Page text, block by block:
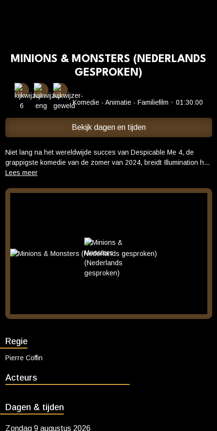
Club Lounge en balkon
Eten en drinken
Vacatures
Openingstijden
Tarieven
Parkeren en OV
MINIONS & MONSTERS (NEDERLANDS
GESPROKEN)
Komedie - Animatie - Familiefilm • 01:30:00
Bekijk dagen en tijden
Niet lang na het wereldwijde succes van Despicable Me 4, de
grappigste komedie van de zomer van 2024, breidt Illumination hun
vrolijke animatie-universum uit met Minions & Monsters, een nieuw
Monsters wordt geregisseerd door de voor een Academy Award®
Secret Life of Pets-films) en Pierre Coffin en de film wordt
geproduceerd door de voor een Academy Award® genomineerde
oprichter en CEO van Illumination Chris Meledandri en door Bill
Ryan (uitvoerend producent The Super Mario Bros. Movie). De
populair bij fans van alle leeftijden en hebben ervoor gezorgd dat
Regie
Pierre Coffin
Acteurs
Dagen & tijden
Zondag 9 augustus 2026